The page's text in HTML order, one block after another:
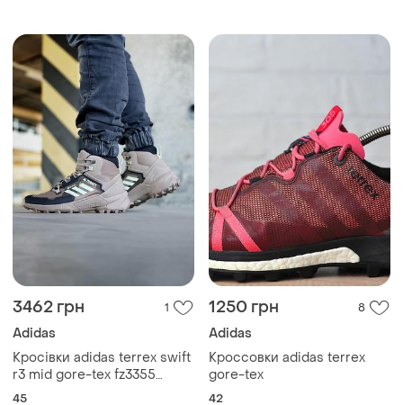
3462 грн 1
Adidas
Кросівки adidas terrex swift
r3 mid gore-tex fz3355
кроссовки
45
1250 грн 8
Adidas
Кроссовки adidas terrex
gore-tex
42